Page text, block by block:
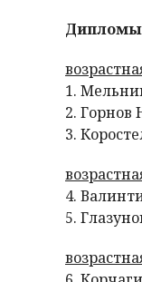
Дипломы
1.
2. Горнов
3.
4.
5.